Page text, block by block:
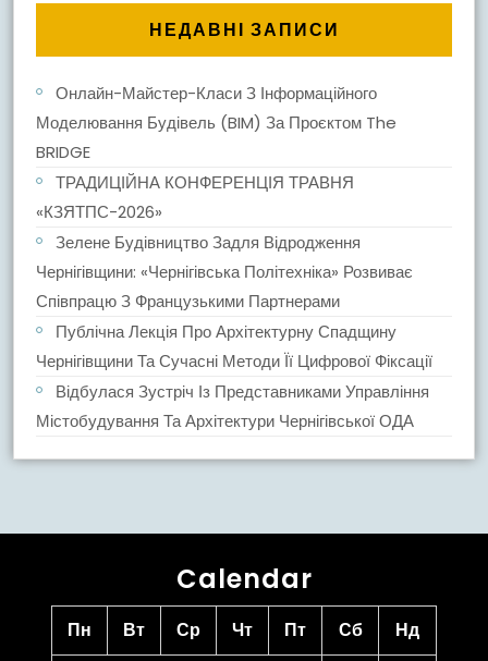
НЕДАВНІ ЗАПИСИ
Онлайн-Майстер-Класи З Інформаційного
Моделювання Будівель (BIM) За Проєктом The
BRIDGE
ТРАДИЦІЙНА КОНФЕРЕНЦІЯ ТРАВНЯ
«КЗЯТПС-2026»
Зелене Будівництво Задля Відродження
Чернігівщини: «Чернігівська Політехніка» Розвиває
Співпрацю З Французькими Партнерами
Публічна Лекція Про Архітектурну Спадщину
Чернігівщини Та Сучасні Методи Її Цифрової Фіксації
Відбулася Зустріч Із Представниками Управління
Містобудування Та Архітектури Чернігівської ОДА
Calendar
Пн Вт Ср Чт Пт Сб
Нд